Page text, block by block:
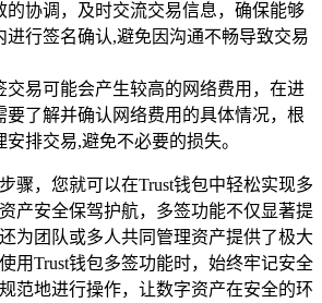
的协调，及时交流交易信息，确保能够
进行签名确认,避免因沟通不畅导致交易
交易可能会产生较高的网络费用，在进
要了解并确认网络费用的具体情况，根
排交易,避免不必要的损失。
骤，您就可以在Trust钱包中轻松实现多
产安全保驾护航，多签功能不仅显著提
为团队或多人共同管理资产提供了极大
用Trust钱包多签功能时，始终牢记安全
范地进行操作，让数字资产在安全的环